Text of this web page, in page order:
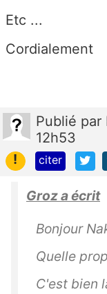
Etc ...
Cordialement
Publié par
12h53
!
citer
Groz a écrit
Bonjour
Quelle
C'est bien